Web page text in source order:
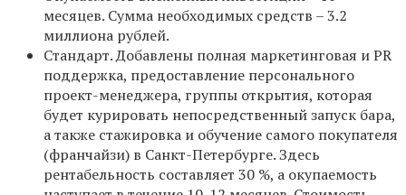
месяцев. Сумма необходимых средств – 3.2
миллиона рублей.
Стандарт. Добавлены полная маркетинговая и PR
поддержка, предоставление персонального
проект-менеджера, группы открытия, которая
будет курировать непосредственный запуск бара,
а также стажировка и обучение самого покупателя
(франчайзи) в Санкт-Петербурге. Здесь
рентабельность составляет 30 %, а окупаемость